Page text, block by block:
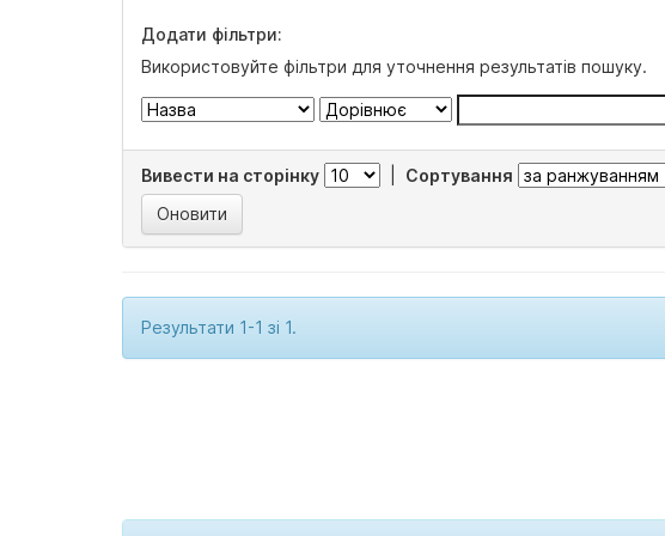
Додати фільтри:
Використовуйте фільтри для уточнення результатів пошуку.
Вивести на сторінку Сортування
Результати 1-1 зі 1.